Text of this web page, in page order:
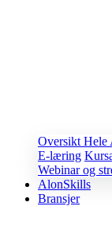
Oversikt Hele
E-læring
Webinar og
AlonSkills
Bransjer